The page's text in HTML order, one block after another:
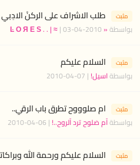
مثبت طلب الاشراف على الركنْ
بواسطة« Ŀ О Я Е Ѕ . . | ≈
| 03-04-2010
مثبت السلام عليكم
بواسطةاسيل! | 07-04-2010
مثبت ام صلوووح تطرق باب الرقي..
بواسطةآم صَلوح ترد آلروح..! | 06-04-2010
مثبت السلام عليكم ورحمة الله